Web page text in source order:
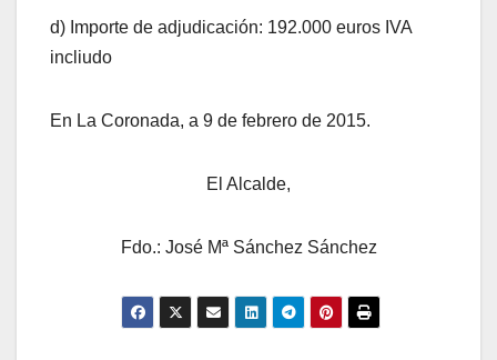
d) Importe de adjudicación: 192.000 euros IVA
incliudo
En La Coronada, a 9 de febrero de 2015.
El Alcalde,
Fdo.: José Mª Sánchez Sánchez